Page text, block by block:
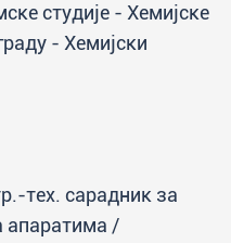
студије - Хемијске
- Хемијски
тех. сарадник за
апаратима /